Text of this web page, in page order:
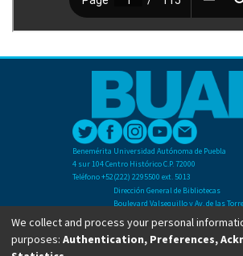
Benemérita Universidad Autónoma de Puebla
4 sur 104 Centro Histórico C.P. 72000
Teléfono +52(222) 2295500 ext. 5013
Dirección General de Bibliotecas
Boulevard Valsequillo y Av. de las
Ciudad Universitaria. Col. San Manuel
C.P. 72570
Teléfono +52 (222) 2295500 Ext 2901
We collect and process your personal
purposes: Authentication, Preferences,